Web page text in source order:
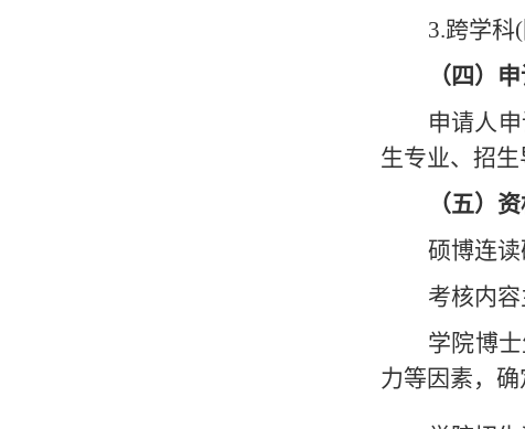
3.跨学科
（四）
申请人
生专业、招
（五）
硕博连
考核内
学院博
力等因素，确